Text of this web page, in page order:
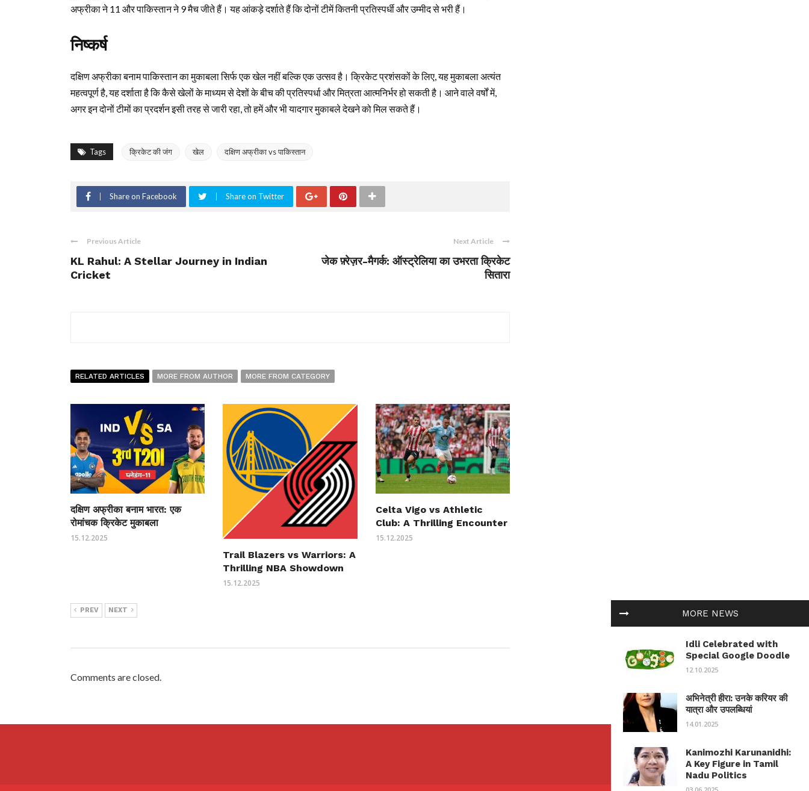
अफ्रीका ने 11 और पाकिस्तान ने 9 मैच जीते हैं। यह आंकड़े दर्शाते हैं कि दोनों टीमें कितनी प्रतिस्पर्धी और उम्मीद से भरी हैं।
निष्कर्ष
दक्षिण अफ्रीका बनाम पाकिस्तान का मुकाबला सिर्फ एक खेल नहीं बल्कि एक उत्सव है। क्रिकेट प्रशंसकों के लिए, यह मुकाबला अत्यंत
महत्वपूर्ण है, यह दर्शाता है कि कैसे खेलों के माध्यम से देशों के बीच की प्रतिस्पर्धा और मित्रता आत्मनिर्भर हो सकती है। आने वाले वर्षों में,
अगर इन दोनों टीमों का प्रदर्शन इसी तरह से जारी रहा, तो हमें और भी यादगार मुकाबले देखने को मिल सकते हैं।
Tags क्रिकेट की जंग खेल दक्षिण अफ्रीका vs पाकिस्तान
Share on Facebook Share on Twitter
Previous Article
KL Rahul: A Stellar Journey in Indian
Cricket
Next Article
जेक फ़्रेज़र-मैगर्क: ऑस्ट्रेलिया का उभरता क्रिकेट
सितारा
RELATED ARTICLES MORE FROM AUTHOR MORE FROM CATEGORY
दक्षिण अफ्रीका बनाम भारत: एक
रोमांचक क्रिकेट मुकाबला
15.12.2025
Trail Blazers vs Warriors: A
Thrilling NBA Showdown
15.12.2025
Celta Vigo vs Athletic
Club: A Thrilling Encounter
15.12.2025
PREV NEXT
Comments are closed.
MORE NEWS
Idli Celebrated with
Special Google Doodle
12.10.2025
अभिनेत्री हीरा: उनके करियर की
यात्रा और उपलब्धियां
14.01.2025
Kanimozhi Karunanidhi:
A Key Figure in Tamil
Nadu Politics